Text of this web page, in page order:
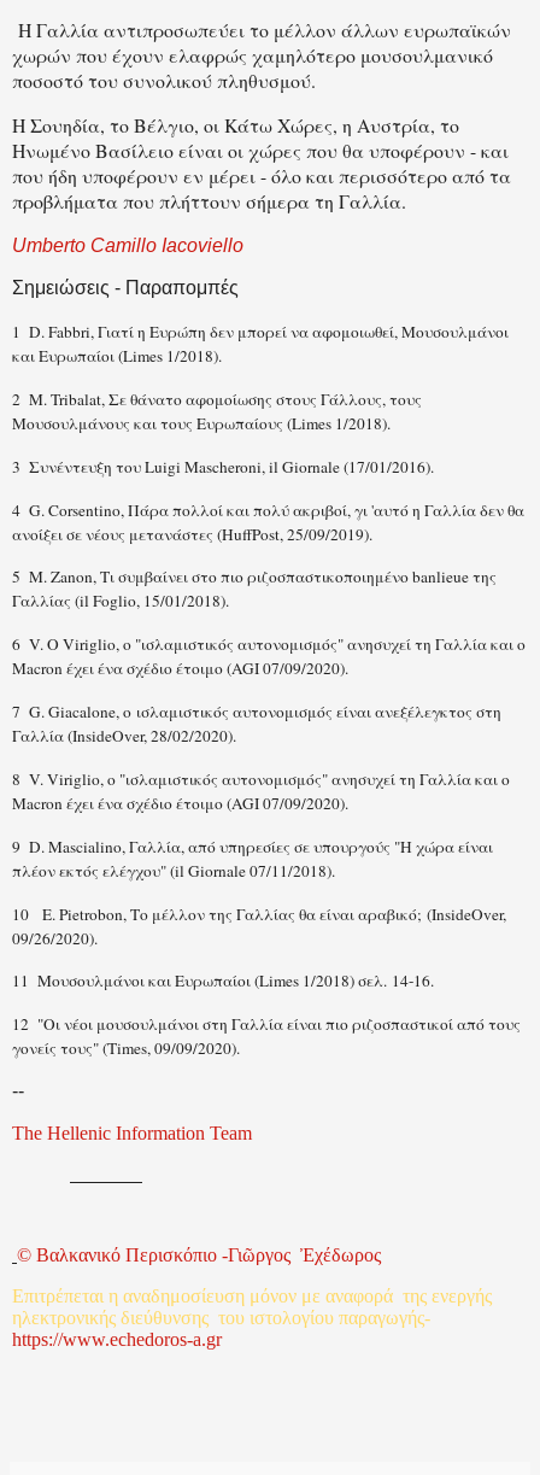
Η Γαλλία αντιπροσωπεύει το μέλλον άλλων ευρωπαϊκών
χωρών που έχουν ελαφρώς χαμηλότερο μουσουλμανικό
ποσοστό του συνολικού πληθυσμού.
Η Σουηδία, το Βέλγιο, οι Κάτω Χώρες, η Αυστρία, το
Ηνωμένο Βασίλειο είναι οι χώρες που θα υποφέρουν - και
που ήδη υποφέρουν εν μέρει - όλο και περισσότερο από τα
προβλήματα που πλήττουν σήμερα τη Γαλλία.
Umberto Camillo Iacoviello
Σημειώσεις - Παραπομπές
1 D. Fabbri, Γιατί η Ευρώπη δεν μπορεί να αφομοιωθεί, Μουσουλμάνοι
και Ευρωπαίοι (Limes 1/2018).
2 M. Tribalat, Σε θάνατο αφομοίωσης στους Γάλλους, τους
Μουσουλμάνους και τους Ευρωπαίους (Limes 1/2018).
3 Συνέντευξη του Luigi Mascheroni, il Giornale (17/01/2016).
4 G. Corsentino, Πάρα πολλοί και πολύ ακριβοί, γι 'αυτό η Γαλλία δεν θα
ανοίξει σε νέους μετανάστες (HuffPost, 25/09/2019).
5 M. Zanon, Τι συμβαίνει στο πιο ριζοσπαστικοποιημένο banlieue της
Γαλλίας (il Foglio, 15/01/2018).
6 V. Ο Viriglio, ο "ισλαμιστικός αυτονομισμός" ανησυχεί τη Γαλλία και ο
Macron έχει ένα σχέδιο έτοιμο (AGI 07/09/2020).
7 G. Giacalone, ο ισλαμιστικός αυτονομισμός είναι ανεξέλεγκτος στη
Γαλλία (InsideOver, 28/02/2020).
8 V. Viriglio, ο "ισλαμιστικός αυτονομισμός" ανησυχεί τη Γαλλία και ο
Macron έχει ένα σχέδιο έτοιμο (AGI 07/09/2020).
9 D. Mascialino, Γαλλία, από υπηρεσίες σε υπουργούς "Η χώρα είναι
πλέον εκτός ελέγχου" (il Giornale 07/11/2018).
10 E. Pietrobon, Το μέλλον της Γαλλίας θα είναι αραβικό; (InsideOver,
09/26/2020).
11 Μουσουλμάνοι και Ευρωπαίοι (Limes 1/2018) σελ. 14-16.
12 "Οι νέοι μουσουλμάνοι στη Γαλλία είναι πιο ριζοσπαστικοί από τους
γονείς τους" (Times, 09/09/2020).
--
The Hellenic Information Team
© Βαλκανικό Περισκόπιο -Γιῶργος Ἐχέδωρος
Επιτρέπεται η αναδημοσίευση μόνον με αναφορά της ενεργής
ηλεκτρονικής διεύθυνσης του ιστολογίου παραγωγής-
https://www.echedoros-a.gr